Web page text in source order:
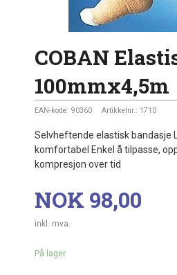
COBAN
100mmx4,5m
EAN-kode: 90360 Artikkelnr.: 1710
Selvheftende elastisk bandasje
komfortabel Enkel å tilpasse,
kompresjon over tid
Pris
NOK 98,00
inkl. mva.
På lager